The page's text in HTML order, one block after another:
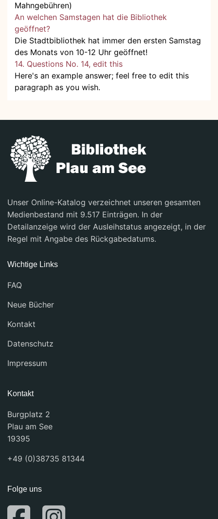
Mahngebühren)
An welchen Samstagen hat die Bibliothek
geöffnet?
Die Stadtbibliothek hat immer den ersten Samstag
des Monats von 10-12 Uhr geöffnet!
14. Questions No. 14, edit this
Here's an example answer; feel free to edit this
paragraph as you wish.
Unser Online-Katalog verzeichnet unseren gesamten
Medienbestand mit 9.517 Einträgen. In der
Detailanzeige wird der Ausleihstatus angezeigt, in der
Regel mit Angabe des Rückgabedatums.
Wichtige Links
FAQ
Neue Bücher
Kontakt
Datenschutz
Impressum
Kontakt
Burgplatz 2
Plau am See
19395
+49 (0)38735 81344
Folge uns